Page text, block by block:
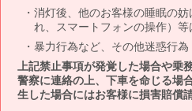
消灯後、他のお客様の睡眠の
れ、スマートフォンの操作）等
暴力行為など、その他迷惑行為
上記禁止事項が発覚した場合や乗
警察に連絡の上、下車を命じる場
生した場合にはお客様に損害賠償